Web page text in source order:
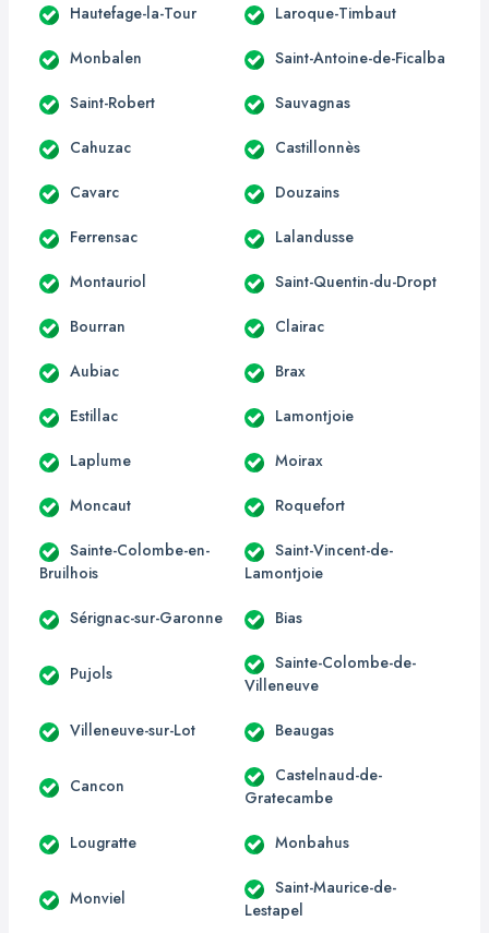
Hautefage-la-Tour Laroque-Timbaut
Monbalen Saint-Antoine-de-Ficalba
Saint-Robert Sauvagnas
Cahuzac Castillonnès
Cavarc Douzains
Ferrensac Lalandusse
Montauriol Saint-Quentin-du-Dropt
Bourran Clairac
Aubiac Brax
Estillac Lamontjoie
Laplume Moirax
Moncaut Roquefort
Sainte-Colombe-en-
Bruilhois
Saint-Vincent-de-
Lamontjoie
Sérignac-sur-Garonne Bias
Pujols
Sainte-Colombe-de-
Villeneuve
Villeneuve-sur-Lot Beaugas
Cancon
Castelnaud-de-
Gratecambe
Lougratte Monbahus
Monviel
Saint-Maurice-de-
Lestapel